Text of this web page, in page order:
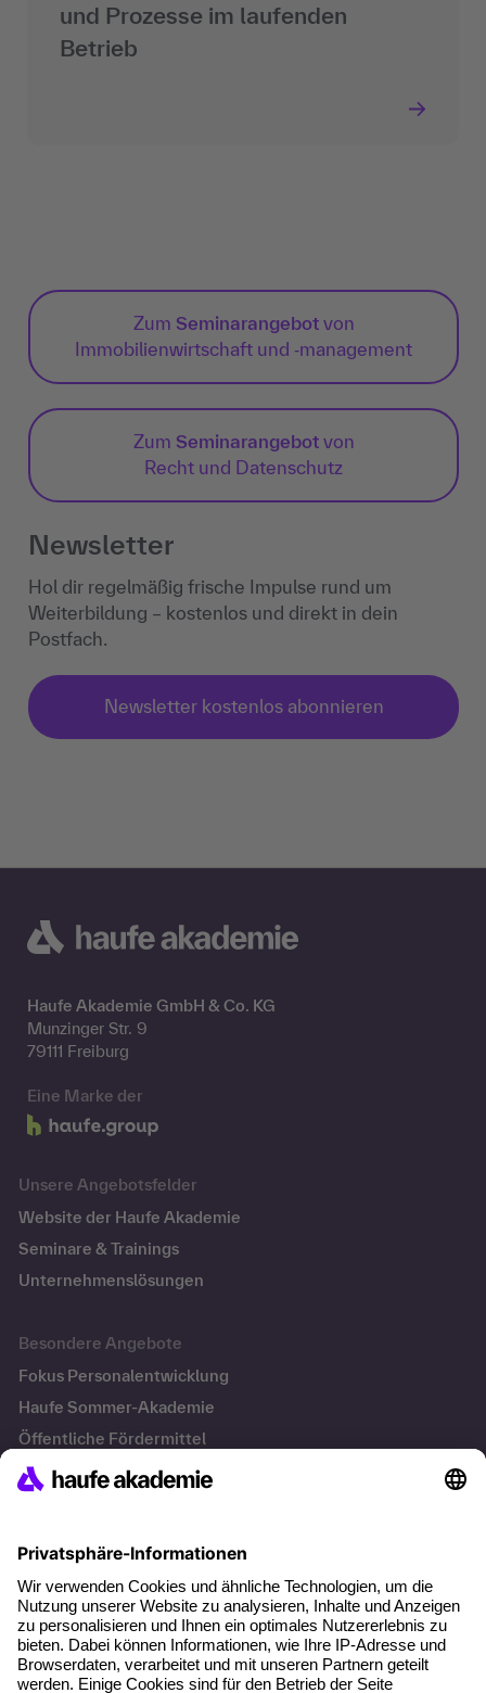
und Prozesse im laufenden
Betrieb
Zum Seminarangebotvon
Immobilienwirtschaft und ‐management
Zum Seminarangebotvon
Recht und Datenschutz
Newsletter
Hol dir regelmäßig frische Impulse rund um
Weiterbildung – kostenlos und direkt in dein
Postfach.
Newsletter kostenlos abonnieren
Haufe Akademie GmbH & Co. KG
Munzinger Str. 9
79111 Freiburg
Eine Marke der
Unsere Angebotsfelder
Website der Haufe Akademie
Seminare & Trainings
Unternehmenslösungen
Besondere Angebote
Fokus Personalentwicklung
Haufe Sommer-Akademie
Öffentliche Fördermittel
Transfersicherung
Die letzten Artikel
KI Texte menschlicher machen und unverwechselbar
bleiben
KI-Projekte zum Erfolg bringen
Hitzeschutz am Arbeitsplatz